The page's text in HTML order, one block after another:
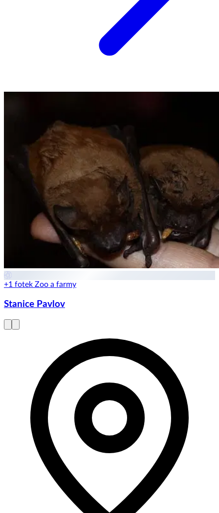
+1 fotek Zoo a farmy
Stanice Pavlov